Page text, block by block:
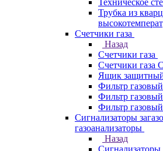
Техническое
Трубка из
Счетчики газа
Назад
Счетчики газа
Счетчики газа
Ящик защитный
Фильтр
Фильтр
Фильтр
Сигнализаторы
газоанализаторы
Назад
Сигнализаторы